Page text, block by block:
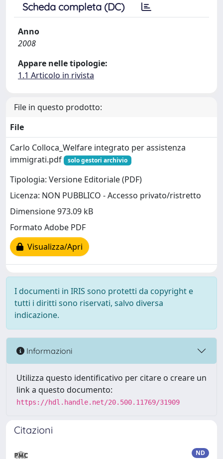
Scheda completa (DC)
Anno
2008
Appare nelle tipologie:
1.1 Articolo in rivista
File in questo prodotto:
File
Carlo Colloca_Welfare integrato per assistenza
immigrati.pdf
solo gestori archivio
Tipologia: Versione Editoriale (PDF)
Licenza: NON PUBBLICO - Accesso privato/ristretto
Dimensione 973.09 kB
Formato Adobe PDF
Visualizza/Apri
I documenti in IRIS sono protetti da copyright e
tutti i diritti sono riservati, salvo diversa
indicazione.
Informazioni
Utilizza questo identificativo per citare o creare un
link a questo documento:
https://hdl.handle.net/20.500.11769/31909
Citazioni
ND